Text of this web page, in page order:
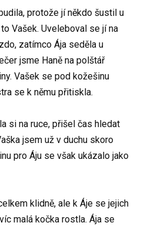
protože jí někdo šustil u
Vašek. Uveleboval se jí na
zatímco Ája seděla u
jsme Haně na polštář
Vašek se pod kožešinu
se k němu přitiskla.
si na ruce, přišel čas hledat
jsem už v duchu skoro
pro Áju se však ukázalo jako
klidně, ale k Áje se jejich
malá kočka rostla. Ája se